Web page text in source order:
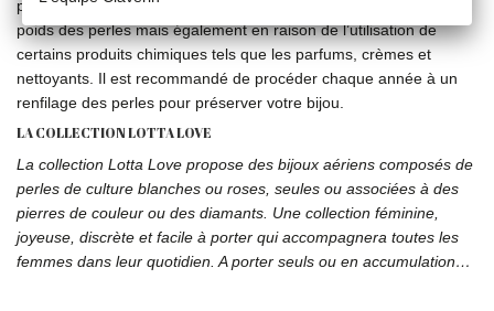
particulièrement résistant. Il peut toutefois se détendre sous le
poids des perles mais également en raison de l’utilisation de
certains produits chimiques tels que les parfums, crèmes et
nettoyants. Il est recommandé de procéder chaque année à un
renfilage des perles pour préserver votre bijou.
LA COLLECTION LOTTA LOVE
La collection Lotta Love propose des bijoux aériens composés de
perles de culture blanches ou roses, seules ou associées à des
pierres de couleur ou des diamants. Une collection féminine,
joyeuse, discrète et facile à porter qui accompagnera toutes les
femmes dans leur quotidien. A porter seuls ou en accumulation…